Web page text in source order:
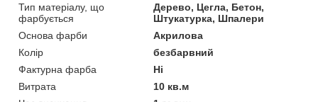
Тип матеріалу, що
фарбується
Дерево, Цегла, Бетон,
Штукатурка, Шпалери
Основа фарби
Акрилова
Колір
безбарвний
Фактурна фарба
Ні
Витрата
10 кв.м